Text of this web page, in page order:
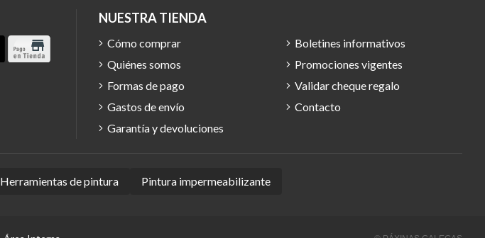
NUESTRA TIENDA
Cómo comprar
Quiénes somos
Formas de pago
Gastos de envío
Garantía y devoluciones
Boletines informativos
Promociones vigentes
Validar cheque regalo
Contacto
Herramientas de pintura Pintura impermeabilizante